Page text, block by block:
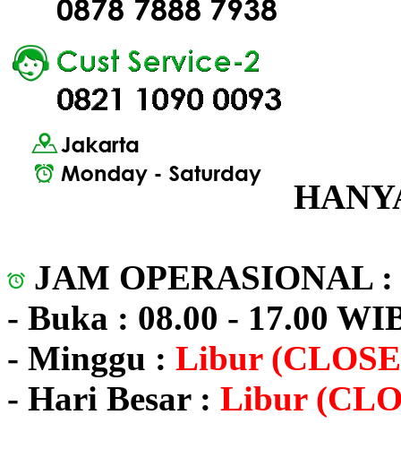
JAM OPERASIONAL :
- Buka : 08.00 - 17.00
- Minggu : Libur
- Hari Besar : Libur